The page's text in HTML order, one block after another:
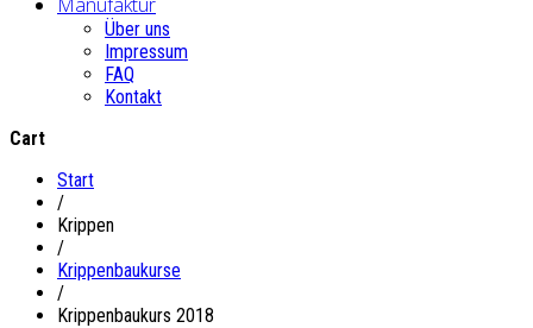
Über uns
Impressum
FAQ
Kontakt
Cart
Start
/
Krippen
/
Krippenbaukurse
/
Krippenbaukurs 2018